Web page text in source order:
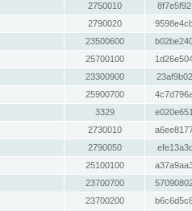
2750010
2790020
23500600
25700100
23300900
25900700
3329
2730010
2790050
25100100
23700700
23700200